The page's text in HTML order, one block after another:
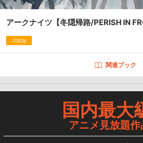
アークナイツ【冬隠帰路/PERISH IN
1080p
関連ブック
国内最大
アニメ見放題